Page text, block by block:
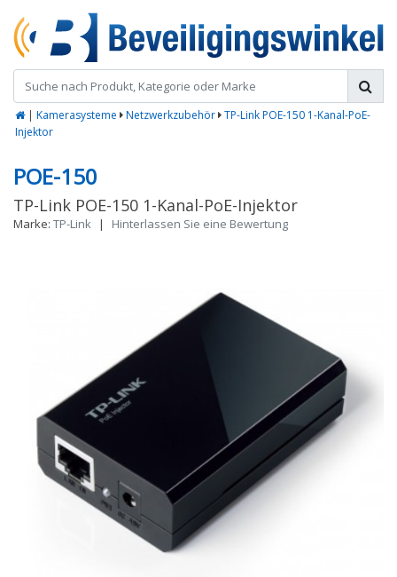
| Kamerasysteme Netzwerkzubehör TP-Link POE-150 1-Kanal-PoE-
Injektor
POE-150
TP-Link POE-150 1-Kanal-PoE-Injektor
Marke: TP-Link | Hinterlassen Sie eine Bewertung